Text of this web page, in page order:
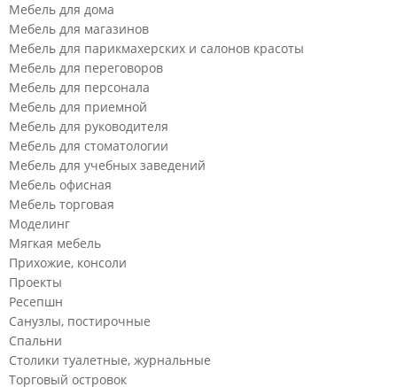
Мебель для дома
Мебель для магазинов
Мебель для парикмахерских и салонов красоты
Мебель для переговоров
Мебель для персонала
Мебель для приемной
Мебель для руководителя
Мебель для стоматологии
Мебель для учебных заведений
Мебель офисная
Мебель торговая
Моделинг
Мягкая мебель
Прихожие, консоли
Проекты
Ресепшн
Санузлы, постирочные
Спальни
Столики туалетные, журнальные
Торговый островок